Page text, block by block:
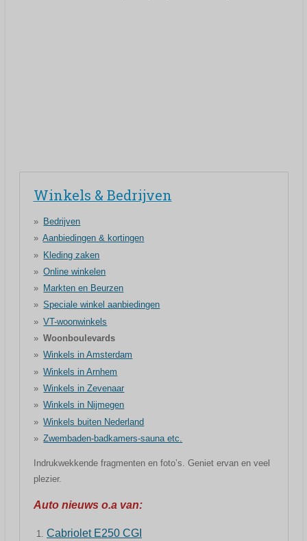
Winkels & Bedrijven
Bedrijven
Aanbiedingen & kortingen
Kleding zaken
Online winkelen
Markten en Beurzen
Speciale winkel aanbiedingen
VT-woonwinkels
Woonboulevards
Winkels in Amsterdam
Winkels in Arnhem
Winkels in Zevenaar
Winkels in Nijmegen
Winkels buiten Nederland
Zwembaden-badkamers-sauna etc.
Indrukwekkende fragmenten en foto’s. Geniet ervan en veel
plezier.
Auto nieuws o.a van:
Cabriolet E250 CGI